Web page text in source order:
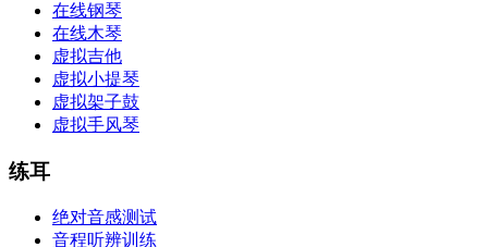
在线钢琴
在线木琴
虚拟吉他
虚拟小提琴
虚拟架子鼓
虚拟手风琴
练耳
绝对音感测试
音程听辨训练